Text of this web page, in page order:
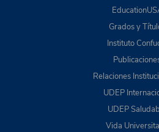
Grados y
Instituto
Relaciones
UDEP
UDEP
Vida